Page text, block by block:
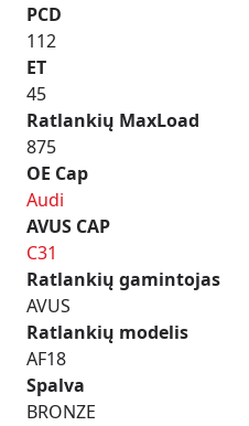
PCD
112
ET
45
Ratlankių MaxLoad
875
OE Cap
Audi
AVUS CAP
C31
Ratlankių gamintojas
AVUS
Ratlankių modelis
AF18
Spalva
BRONZE